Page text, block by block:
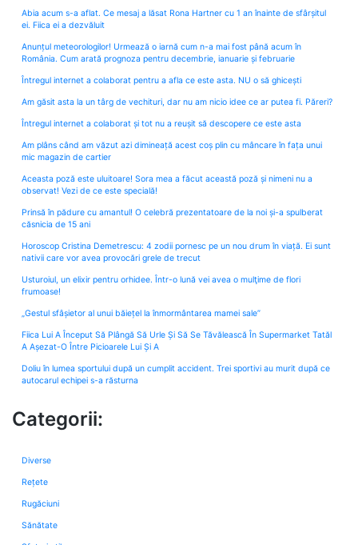
Abia acum s-a aflat. Ce mesaj a lăsat Rona Hartner cu 1 an înainte de sfârșitul
ei. Fiica ei a dezvăluit
Anunțul meteorologilor! Urmează o iarnă cum n-a mai fost până acum în
România. Cum arată prognoza pentru decembrie, ianuarie și februarie
Întregul internet a colaborat pentru a afla ce este asta. NU o să ghicești
Am găsit asta la un târg de vechituri, dar nu am nicio idee ce ar putea fi. Păreri?
Întregul internet a colaborat și tot nu a reușit să descopere ce este asta
Am plâns când am văzut azi dimineață acest coș plin cu mâncare în fața unui
mic magazin de cartier
Aceasta poză este uluitoare! Sora mea a făcut această poză și nimeni nu a
observat! Vezi de ce este specială!
Prinsă în pădure cu amantul! O celebră prezentatoare de la noi și-a spulberat
căsnicia de 15 ani
Horoscop Cristina Demetrescu: 4 zodii pornesc pe un nou drum în viață. Ei sunt
nativii care vor avea provocări grele de trecut
Usturoiul, un elixir pentru orhidee. Într-o lună vei avea o mulţime de flori
frumoase!
„Gestul sfâșietor al unui băiețel la înmormântarea mamei sale”
Fiica Lui A Început Să Plângă Să Urle Și Să Se Tăvălească În Supermarket Tatăl
A Așezat-O Între Picioarele Lui Și A
Doliu în lumea sportului după un cumplit accident. Trei sportivi au murit după ce
autocarul echipei s-a răsturna
Categorii:
Diverse
Rețete
Rugăciuni
Sănătate